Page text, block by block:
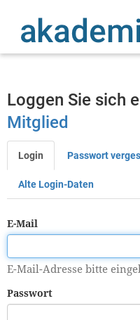
Inhalt
Loggen Sie sich
Mitglied
Primäre
Reiter
Login Passwort
Alte Login-Daten
E-Mail
E-Mail-Adresse bitte
Passwort